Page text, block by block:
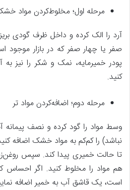
مرحله اول؛ مخلوط‌کردن مواد
آرد را الک کرده و داخل ظرف گودی
صفر یا چهار صفر که در بازار موجود
پودر خمیرمایه، نمک و شکر را نیز به
کنید.
مرحله دوم؛ اضافه‌کردن مواد تر
وسط مواد را گود کرده و نصف پیمانه
نباشد) را کم‌کم به مواد خشک اضافه
تا حالت خمیری پیدا کند. سپس
هم مواد را مخلوط کنید. اگر احساس
است، یک قاشق آب به خمیر اضافه